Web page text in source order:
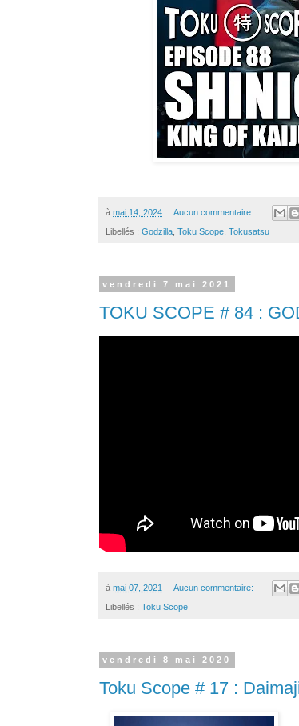
à mai 14, 2024 Aucun commentaire:
Libellés : Godzilla Toku Scope Tokusatsu
vendredi 7 mai 2021
TOKU SCOPE # 84 :
à mai 07, 2021 Aucun commentaire:
Libellés : Toku Scope
vendredi 8 mai 2020
Toku Scope # 17 :